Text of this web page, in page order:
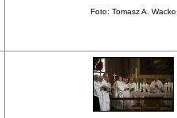
Foto: Tomasz A. Wacko